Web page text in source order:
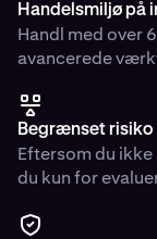
Handelsmiljø på
Handl med over
avancerede
Begrænset risiko
Eftersom du
du kun for